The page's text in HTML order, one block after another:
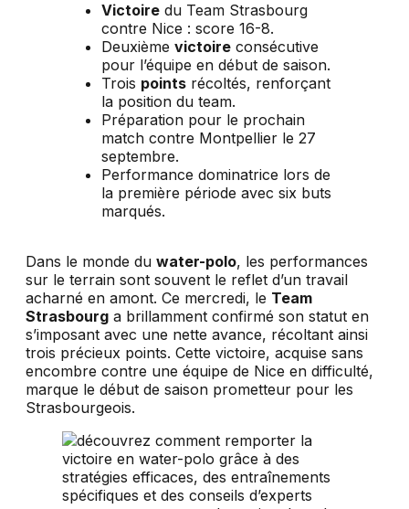
Victoire du Team Strasbourg
contre Nice : score 16-8.
Deuxième victoire consécutive
pour l’équipe en début de saison.
Trois points récoltés, renforçant
la position du team.
Préparation pour le prochain
match contre Montpellier le 27
septembre.
Performance dominatrice lors de
la première période avec six buts
marqués.
Dans le monde du water-polo, les performances
sur le terrain sont souvent le reflet d’un travail
acharné en amont. Ce mercredi, le Team
Strasbourg a brillamment confirmé son statut en
s’imposant avec une nette avance, récoltant ainsi
trois précieux points. Cette victoire, acquise sans
encombre contre une équipe de Nice en difficulté,
marque le début de saison prometteur pour les
Strasbourgeois.